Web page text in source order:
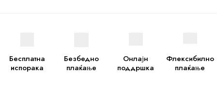
Бесплатна
испорака
Безбедно
плаќање
Онлајн
поддршка
Флексибилно
плаќање